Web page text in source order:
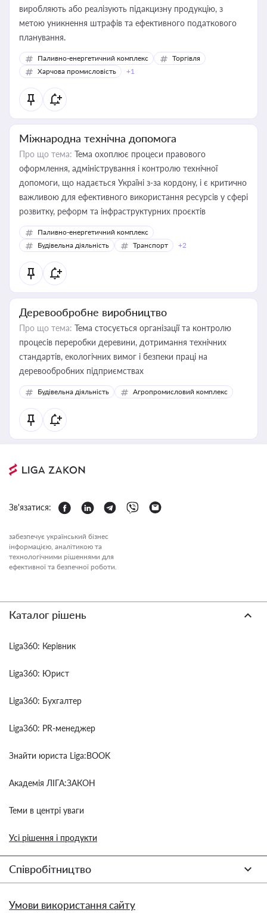
виробляють або реалізують підакцизну продукцію, з
метою уникнення штрафів та ефективного податкового
планування.
Паливно-енергетичний комплекс
Торгівля
Харчова промисловість
+1
Міжнародна технічна допомога
Про що тема: Тема охоплює процеси правового
оформлення, адміністрування і контролю технічної
допомоги, що надається Україні з-за кордону, і є критично
важливою для ефективного використання ресурсів у сфері
розвитку, реформ та інфраструктурних проєктів
Паливно-енергетичний комплекс
Будівельна діяльність
Транспорт +2
Деревообробне виробництво
Про що тема: Тема стосується організації та контролю
процесів переробки деревини, дотримання технічних
стандартів, екологічних вимог і безпеки праці на
деревообробних підприємствах
Будівельна діяльність Агропромисловий комплекс
Зв'язатися:
забезпечує український бізнес
інформацією, аналітикою та
технологічними рішеннями для
ефективної та безпечної роботи.
Каталог рішень
Liga360: Керівник
Liga360: Юрист
Liga360: Бухгалтер
Liga360: PR-менеджер
Знайти юриста Liga:BOOK
Академія ЛІГА:ЗАКОН
Теми в центрі уваги
Усі рішення і продукти
Співробітництво
Умови використання сайту